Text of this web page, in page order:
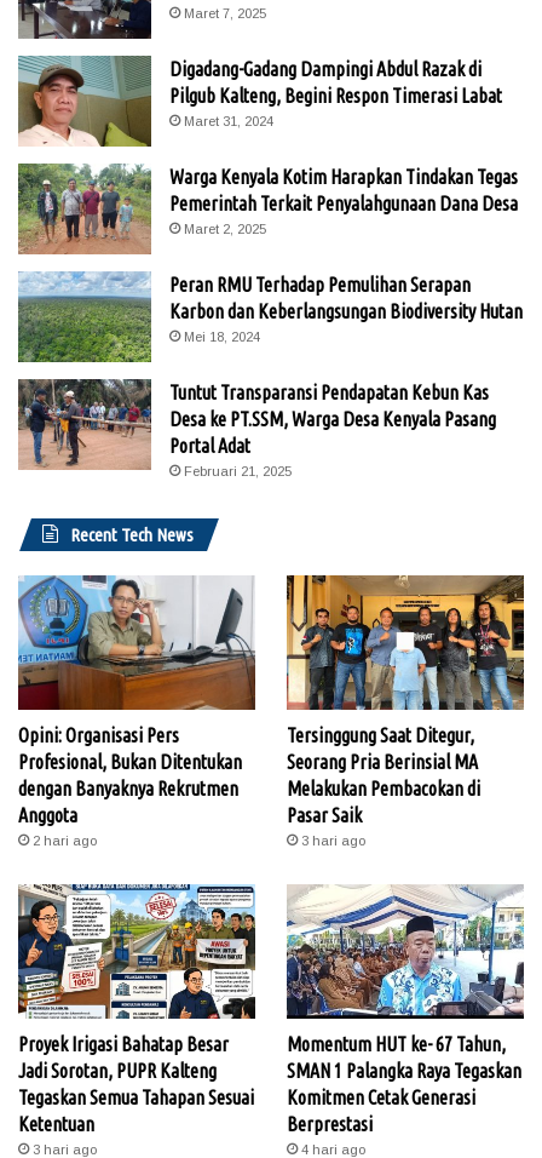
Maret 7, 2025
Digadang-Gadang Dampingi Abdul Razak di
Pilgub Kalteng, Begini Respon Timerasi Labat
Maret 31, 2024
Warga Kenyala Kotim Harapkan Tindakan Tegas
Pemerintah Terkait Penyalahgunaan Dana Desa
Maret 2, 2025
Peran RMU Terhadap Pemulihan Serapan
Karbon dan Keberlangsungan Biodiversity Hutan
Mei 18, 2024
Tuntut Transparansi Pendapatan Kebun Kas
Desa ke PT.SSM, Warga Desa Kenyala Pasang
Portal Adat
Februari 21, 2025
Recent Tech News
Opini: Organisasi Pers
Profesional, Bukan Ditentukan
dengan Banyaknya Rekrutmen
Anggota
2 hari ago
Tersinggung Saat Ditegur,
Seorang Pria Berinsial MA
Melakukan Pembacokan di
Pasar Saik
3 hari ago
Proyek Irigasi Bahatap Besar
Jadi Sorotan, PUPR Kalteng
Tegaskan Semua Tahapan Sesuai
Ketentuan
3 hari ago
Momentum HUT ke- 67 Tahun,
SMAN 1 Palangka Raya Tegaskan
Komitmen Cetak Generasi
Berprestasi
4 hari ago